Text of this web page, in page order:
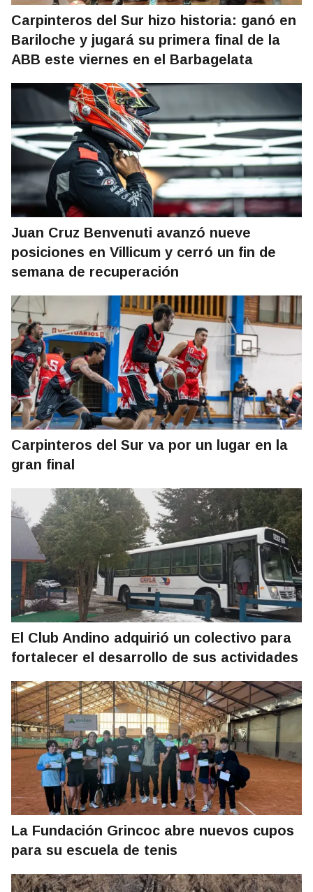
Carpinteros del Sur hizo historia: ganó en
Bariloche y jugará su primera final de la
ABB este viernes en el Barbagelata
Juan Cruz Benvenuti avanzó nueve
posiciones en Villicum y cerró un fin de
semana de recuperación
Carpinteros del Sur va por un lugar en la
gran final
El Club Andino adquirió un colectivo para
fortalecer el desarrollo de sus actividades
La Fundación Grincoc abre nuevos cupos
para su escuela de tenis